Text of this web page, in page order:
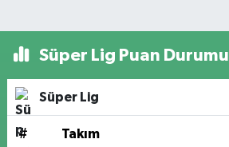
Süper Lig Puan Durumu
Süper Lig
# Takım